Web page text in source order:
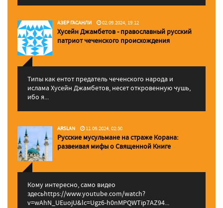
АЗЕР ГАСАНЛИ 02.09.2024, 19:12
Хусейн Джамбетов - православный русский
патриот чеченского происхождения
Типы как ентот предатель чеченского народа и
ислама Хусейн Джамбетов, несет откровенную чушь,
ибо я...
ARSLAN 11.06.2024, 02:50
Русские мусульмане на страже Корана:
pазвеивая мифы о Священной Книге
Кому интересно, само видео
здесьhttps://www.youtube.com/watch?
v=wAhN_UEuojU&lc=Ugz6-h0nMPQWTip7AZ94...